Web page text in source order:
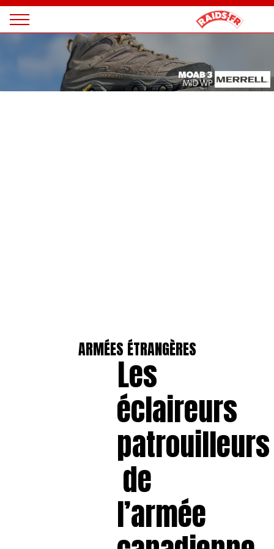
Magazine
ARMÉES ÉTRANGÈRES
Les
éclaireurs
patrouilleurs
de
l’armée
Panneau de gestion des cookies